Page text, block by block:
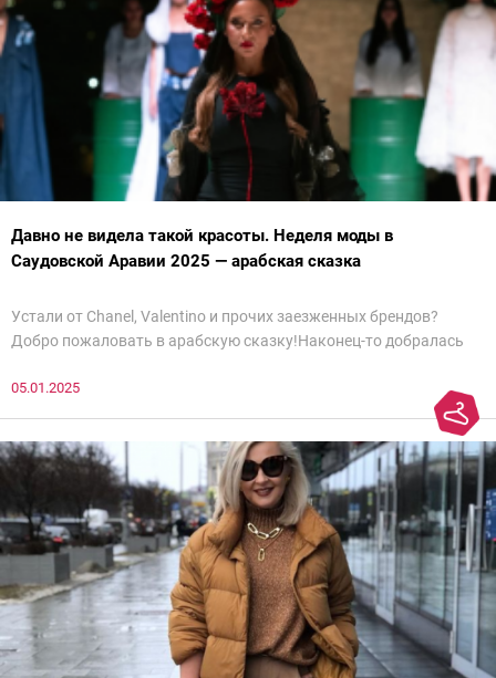
Давно не видела такой красоты. Неделя моды в
Саудовской Аравии 2025 — арабская сказка
Устали от Chanel, Valentino и прочих заезженных брендов?
Добро пожаловать в арабскую сказку!Наконец-то добралась
все и осталась под глубоким впечатлением. Национальный
колорит Ближнего Востока на современный манер — это
невероятно красиво.Все стереотипы, какие были у меня насчет
арабских дизайнеров, рассеялись как дым. А столько красоты
сегодня сложно увидеть на других известных неделях
мод.Самое интересное сейчас покажу ?
05.01.2025